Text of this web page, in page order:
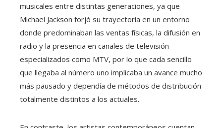
musicales entre distintas generaciones, ya que
Michael Jackson forjó su trayectoria en un entorno
donde predominaban las ventas físicas, la difusión en
radio y la presencia en canales de televisión
especializados como MTV, por lo que cada sencillo
que llegaba al número uno implicaba un avance mucho
más pausado y dependía de métodos de distribución
totalmente distintos a los actuales.